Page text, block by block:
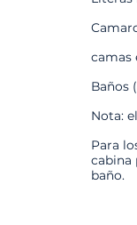
camas
Baños
Nota:
Para
cabina
baño.